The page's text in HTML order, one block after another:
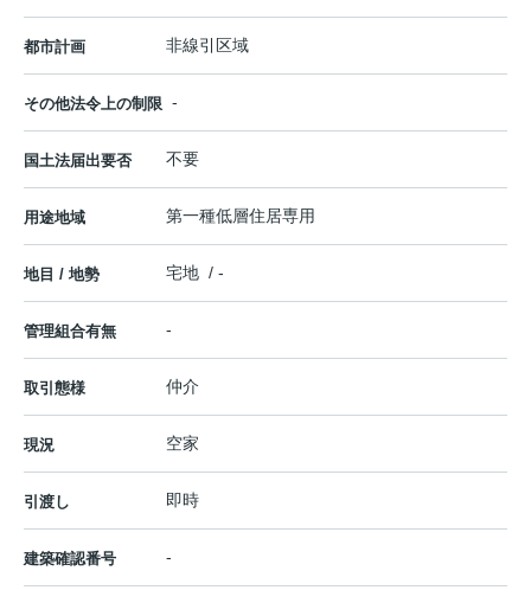
都市計画 非線引区域
その他法令上の制限 -
国土法届出要否 不要
用途地域 第一種低層住居専用
地目 / 地勢 宅地 / -
管理組合有無 -
取引態様 仲介
現況 空家
引渡し 即時
建築確認番号 -